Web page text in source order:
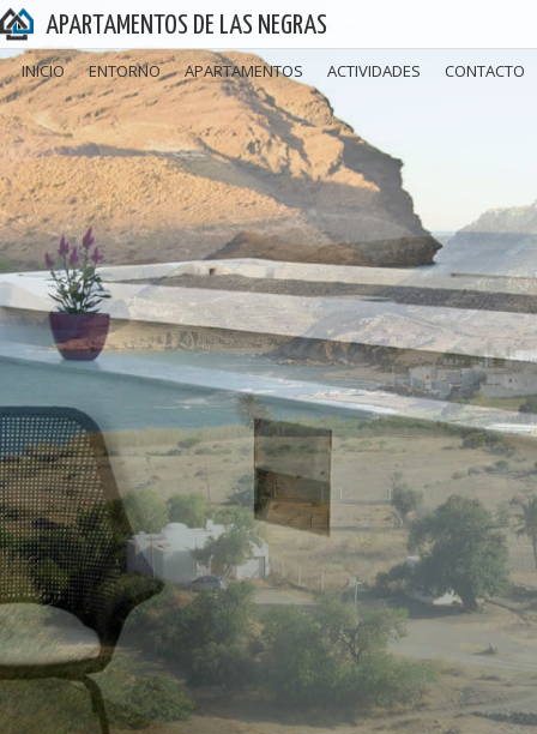
APARTAMENTOS DE LAS NEGRAS
INICIO ENTORNO APARTAMENTOS ACTIVIDADES CONTACTO